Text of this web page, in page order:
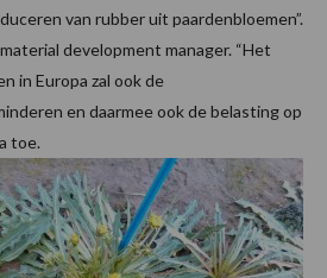
van rubber uit paardenbloemen”.
development manager. “Het
in Europa zal ook de
en daarmee ook de belasting op
toe.